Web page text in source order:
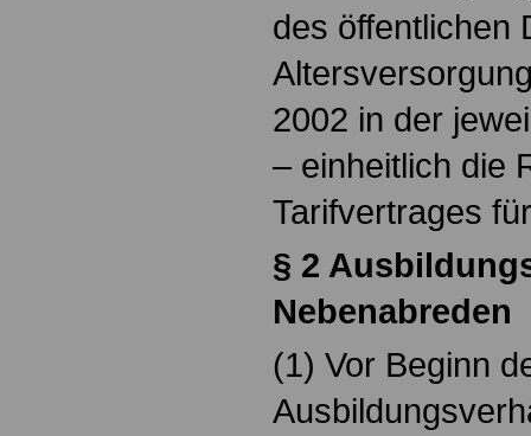
des öffentlichen
2002 in der
– einheitlich die
Tarifvertrages
§ 2
Nebenabreden
(1) Vor Beginn